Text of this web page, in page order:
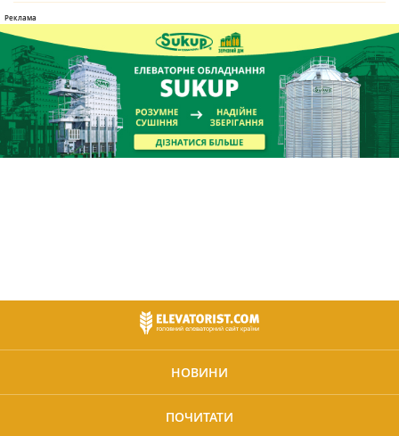
НОВИНИ
ПОЧИТАТИ